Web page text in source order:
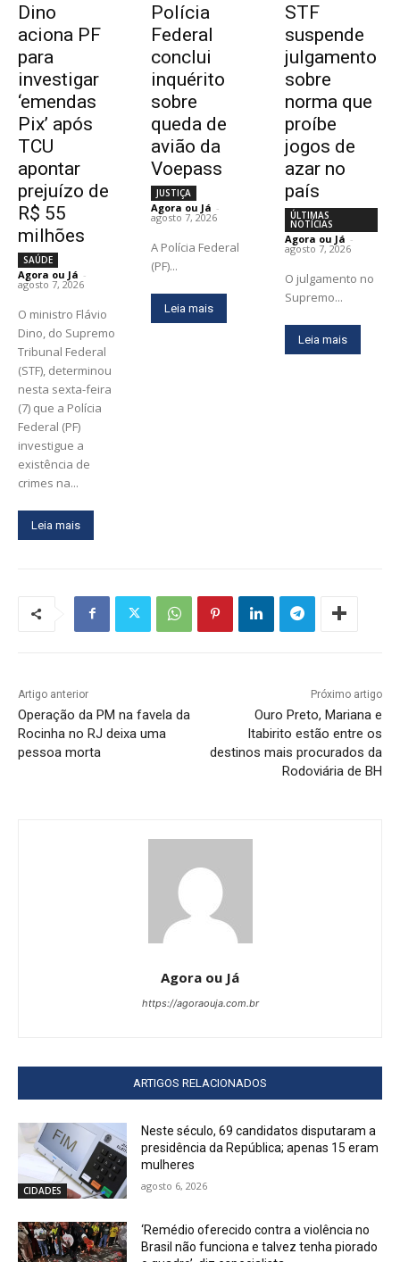
Dino
aciona PF
para
investigar
‘emendas
Pix’ após
TCU
apontar
prejuízo de
R$ 55
milhões
SAÚDE
Agora ou Já -
agosto 7, 2026
O ministro Flávio
Dino, do Supremo
Tribunal Federal
(STF), determinou
nesta sexta-feira
(7) que a Polícia
Federal (PF)
investigue a
existência de
crimes na...
Leia mais
Polícia
Federal
conclui
inquérito
sobre
queda de
avião da
Voepass
JUSTIÇA
Agora ou Já -
agosto 7, 2026
A Polícia Federal
(PF)...
Leia mais
STF
suspende
julgamento
sobre
norma que
proíbe
jogos de
azar no
país
ÚLTIMAS
NOTÍCIAS
Agora ou Já -
agosto 7, 2026
O julgamento no
Supremo...
Leia mais
Artigo anterior
Operação da PM na favela da
Rocinha no RJ deixa uma
pessoa morta
Próximo artigo
Ouro Preto, Mariana e
Itabirito estão entre os
destinos mais procurados da
Rodoviária de BH
Agora ou Já
https://agoraouja.com.br
ARTIGOS RELACIONADOS
CIDADES
Neste século, 69 candidatos disputaram a
presidência da República; apenas 15 eram
mulheres
agosto 6, 2026
‘Remédio oferecido contra a violência no
Brasil não funciona e talvez tenha piorado